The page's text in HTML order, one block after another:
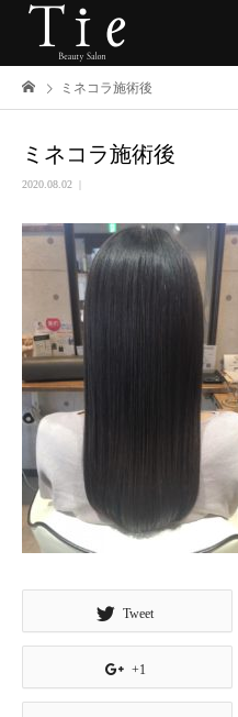
ミネコラ施術後
ミネコラ施術後
2020.08.02
Tweet
+1